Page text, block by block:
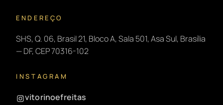
ENDEREÇO
SHS, Q. 06, Brasil 21, Bloco A, Sala 501, Asa Sul, Brasília
— DF, CEP 70316-102
INSTAGRAM
vitorinoefreitas